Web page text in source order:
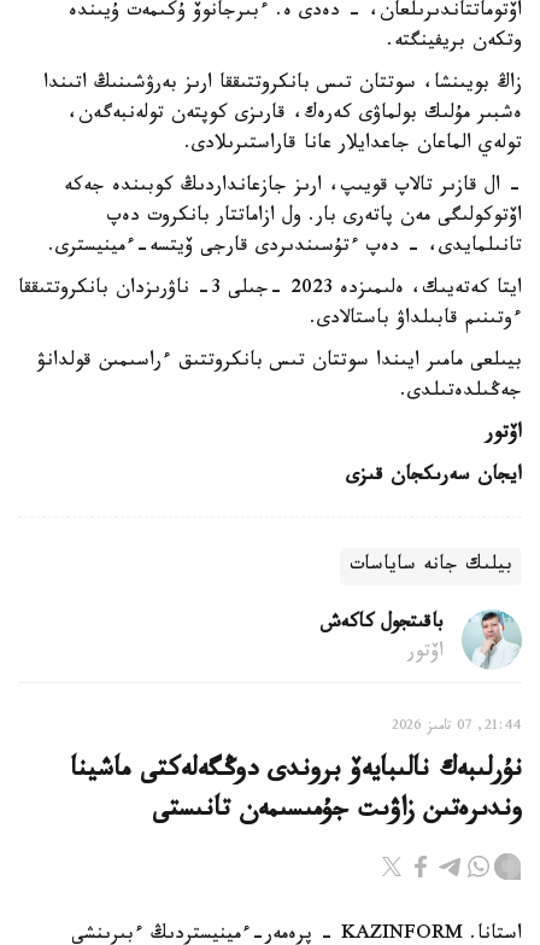
اۆتوماتتاندىرىلعان، - دەدى ە. ءبىرجانوۆ ۇكىمەت ۇيىندە
وتكەن بريفينگتە.
زاڭ بويىنشا، سوتتان تىس بانكروتتىققا ارىز بەرۋشىنىڭ اتىندا
ەشبىر مۇلىك بولماۋى كەرەك، قارىزى كوپتەن تولەنبەگەن،
تولەي الماعان جاعدايلار عانا قاراستىرىلادى.
- ال قازىر تالاپ قويىپ، ارىز جازعانداردىڭ كوبىندە جەكە
اۆتوكولىگى مەن پاتەرى بار. ول ازاماتتار بانكروت دەپ
تانىلمايدى، - دەپ ءتۇسىندىردى قارجى ۆيتسە-ءمينيسترى.
ايتا كەتەيىك، ەلىمىزدە 2023 -جىلى 3- ناۋرىزدان بانكروتتىققا
ءوتىنىم قابىلداۋ باستالادى.
بيىلعى مامىر ايىندا سوتتان تىس بانكروتتىق ءراسىمىن قولدانۋ
جەڭىلدەتىلدى.
اۆتور
ايجان سەرىكجان قىزى
بيلىك جانە ساياسات
باقىتجول كاكەش
اۆتور
21:44, 07 تامىز 2026
نۇرلىبەك نالىبايەۆ بروندى دوڭگەلەكتى ماشينا
وندىرەتىن زاۋىت جۇمىسىمەن تانىستى
استانا. KAZINFORM - پرەمەر-ءمينيستردىڭ ءبىرىنشى